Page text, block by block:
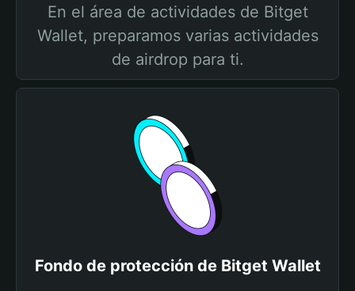
En el área de actividades de Bitget
Wallet, preparamos varias actividades
de airdrop para ti.
Fondo de protección de Bitget Wallet